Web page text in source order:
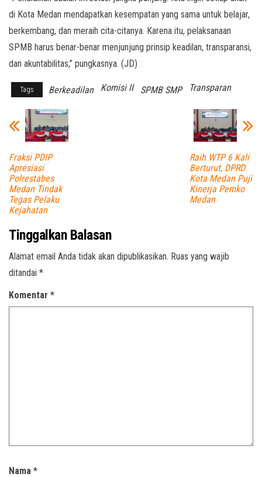
di Kota Medan mendapatkan kesempatan yang sama untuk belajar,
berkembang, dan meraih cita-citanya. Karena itu, pelaksanaan
SPMB harus benar-benar menjunjung prinsip keadilan, transparansi,
dan akuntabilitas,” pungkasnya. (JD)
Tags Berkeadilan Komisi II SPMB SMP Transparan
Fraksi PDIP
Apresiasi
Polrestabes
Medan Tindak
Tegas Pelaku
Kejahatan
Raih WTP 6 Kali
Berturut, DPRD
Kota Medan Puji
Kinerja Pemko
Medan
Tinggalkan Balasan
Alamat email Anda tidak akan dipublikasikan. Ruas yang wajib
ditandai *
Komentar *
Nama *